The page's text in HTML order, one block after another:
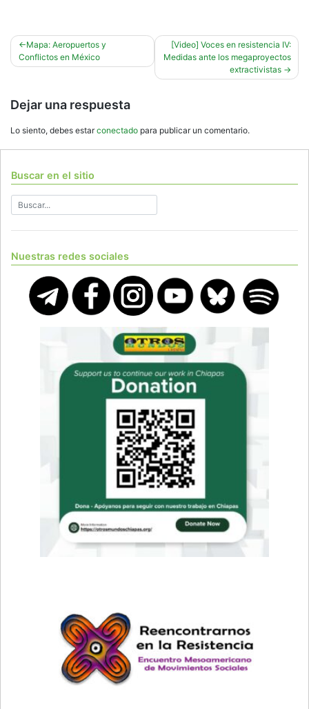
Navegación
de
Mapa: Aeropuertos y
Conflictos en México
[Video] Voces en resistencia IV:
Medidas ante los megaproyectos
extractivistas
Dejar una respuesta
Lo siento, debes estarconectado para publicar un comentario.
Buscar en el sitio
Nuestras redes sociales